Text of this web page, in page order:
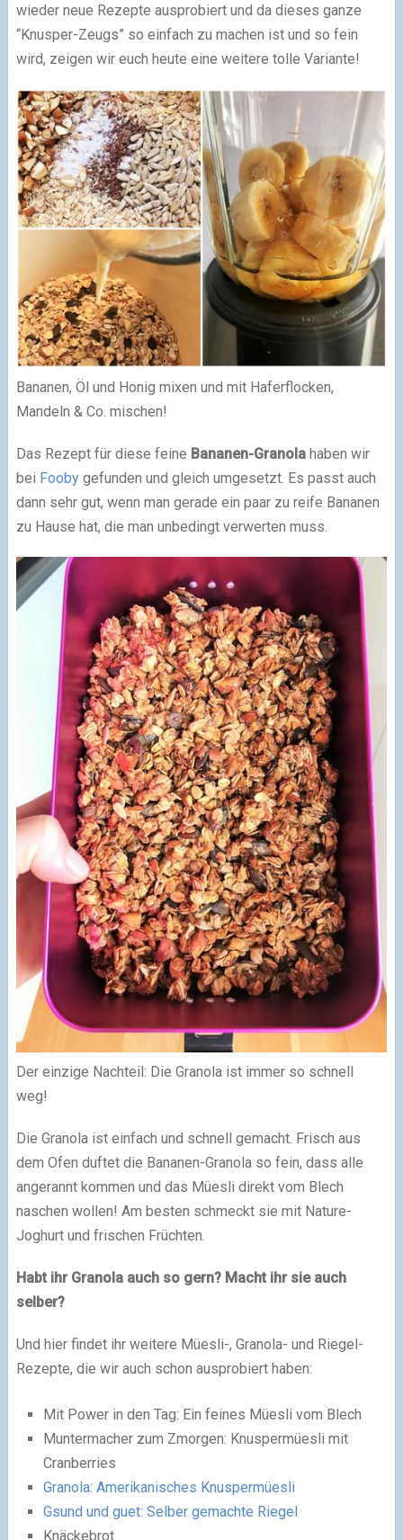
wieder neue Rezepte ausprobiert und da dieses ganze
“Knusper-Zeugs” so einfach zu machen ist und so fein
wird, zeigen wir euch heute eine weitere tolle Variante!
Bananen, Öl und Honig mixen und mit Haferflocken,
Mandeln & Co. mischen!
Das Rezept für diese feine Bananen-Granolahaben wir
bei Foobygefunden und gleich umgesetzt. Es passt auch
dann sehr gut, wenn man gerade ein paar zu reife Bananen
zu Hause hat, die man unbedingt verwerten muss.
Der einzige Nachteil: Die Granola ist immer so schnell
weg!
Die Granola ist einfach und schnell gemacht. Frisch aus
dem Ofen duftet die Bananen-Granola so fein, dass alle
angerannt kommen und das Müesli direkt vom Blech
naschen wollen! Am besten schmeckt sie mit Nature-
Joghurt und frischen Früchten.
Habt ihr Granola auch so gern? Macht ihr sie auch
selber?
Und hier findet ihr weitere Müesli-, Granola- und Riegel-
Rezepte, die wir auch schon ausprobiert haben:
Mit Power in den Tag: Ein feines Müesli vom Blech
Muntermacher zum Zmorgen: Knuspermüesli mit
Cranberries
Granola: Amerikanisches Knuspermüesli
Gsund und guet: Selber gemachte Riegel
Knäckebrot